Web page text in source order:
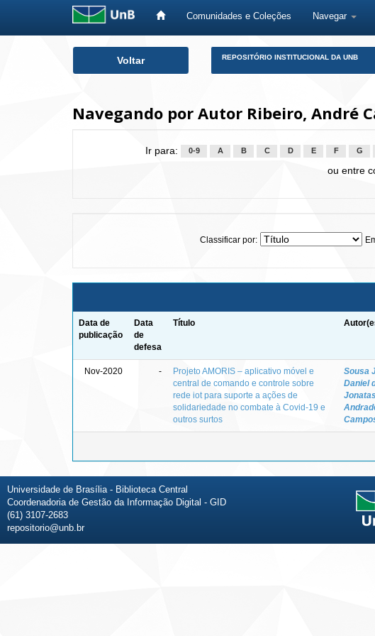
Comunidades e Coleções Navegar
Voltar REPOSITÓRIO INSTITUCIONAL DA UNB
Navegando por Autor Ribeiro, André
Ir para: 0-9 A B C D E F G
ou entre
Classificar por:
Data de
publicação
Data
de
defesa
Título
Nov-2020 -
Projeto AMORIS – aplicativo móvel e
central de comando e controle sobre
rede iot para suporte a ações de
solidariedade no combate à Covid-19 e
outros surtos
Sousa
Daniel
Jonatas
Universidade de Brasília - Biblioteca Central
Coordenadoria de Gestão da Informação Digital - GID
(61) 3107-2683
repositorio@unb.br